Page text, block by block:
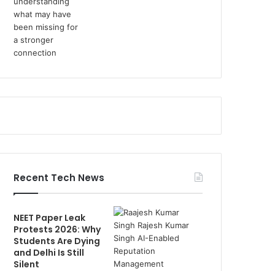
Recent Tech News
NEET Paper Leak
Protests 2026: Why
Students Are Dying
and Delhi Is Still
Silent